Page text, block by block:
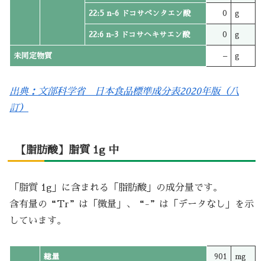
22:5 n-6 ドコサペンタエン酸 0 g
22:6 n-3 ドコサヘキサエン酸 0 g
未同定物質 – g
出典：文部科学省 日本食品標準成分表2020年版（八
訂）
【脂肪酸】脂質 1g 中
「脂質 1g」に含まれる「脂肪酸」の成分量です。
含有量の“Tr”は「微量」、“-”は「データなし」を示
しています。
総量 901 mg